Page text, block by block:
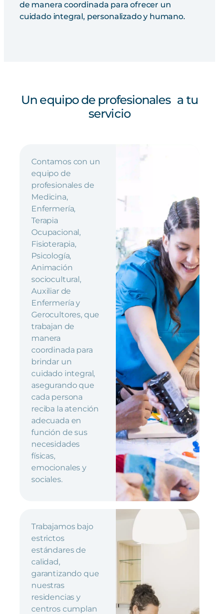
de manera coordinada para ofrecer un
cuidado integral, personalizado y humano.
Un equipo de profesionales a tu
servicio
Contamos con un
equipo de
profesionales de
Medicina,
Enfermería,
Terapia
Ocupacional,
Fisioterapia,
Psicología,
Animación
sociocultural,
Auxiliar de
Enfermería y
Gerocultores, que
trabajan de
manera
coordinada para
brindar un
cuidado integral,
asegurando que
cada persona
reciba la atención
adecuada en
función de sus
necesidades
físicas,
emocionales y
sociales.
Trabajamos bajo
estrictos
estándares de
calidad,
garantizando que
nuestras
residencias y
centros cumplan